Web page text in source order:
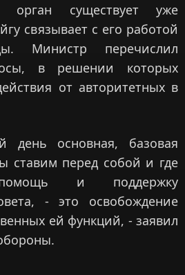
орган существует уже
связывает с его работой
Министр перечислил
в решении которых
от авторитетных в
день основная, базовая
ставим перед собой и где
и поддержку
- это освобождение
ей функций, - заявил